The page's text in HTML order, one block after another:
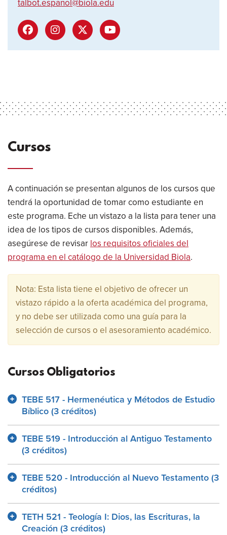
talbot.espanol@biola.edu
Cursos
A continuación se presentan algunos de los cursos que
tendrá la oportunidad de tomar como estudiante en
este programa. Eche un vistazo a la lista para tener una
idea de los tipos de cursos disponibles. Además,
asegúrese de revisar los requisitos oficiales del
programa en el catálogo de la Universidad Biola.
Nota: Esta lista tiene el objetivo de ofrecer un
vistazo rápido a la oferta académica del programa,
y no debe ser utilizada como una guía para la
selección de cursos o el asesoramiento académico.
Cursos Obligatorios
TEBE 517 - Hermenéutica y Métodos de Estudio
Bíblico (3 créditos)
TEBE 519 - Introducción al Antiguo Testamento
(3 créditos)
TEBE 520 - Introducción al Nuevo Testamento (3
créditos)
TETH 521 - Teología I: Dios, las Escrituras, la
Creación (3 créditos)